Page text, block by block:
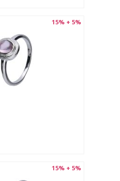
15% + 5%
15% + 5%